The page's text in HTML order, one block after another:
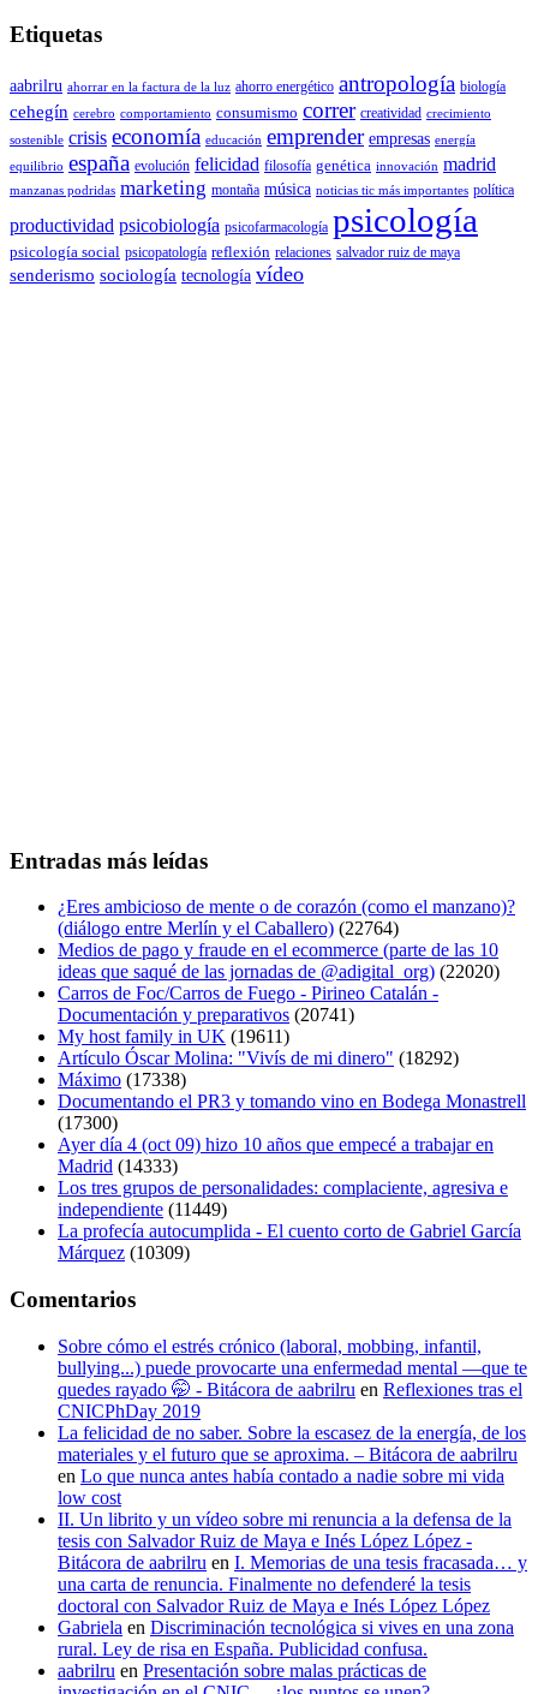
Etiquetas
aabrilru ahorrar en la factura de la luz ahorro energético antropología biología
cehegín cerebro comportamiento consumismo correr creatividad crecimiento
sostenible crisis economía educación emprender empresas energía
equilibrio españa evolución felicidad filosofía genética innovación madrid
manzanas podridas marketing montaña música noticias tic más importantes política
productividad psicobiología psicofarmacología psicología
psicología social psicopatología reflexión relaciones salvador ruiz de maya
senderismo sociología tecnología vídeo
Entradas más leídas
¿Eres ambicioso de mente o de corazón (como el manzano)?
(diálogo entre Merlín y el Caballero) (22764)
Medios de pago y fraude en el ecommerce (parte de las 10
ideas que saqué de las jornadas de @adigital_org) (22020)
Carros de Foc/Carros de Fuego - Pirineo Catalán -
Documentación y preparativos (20741)
My host family in UK (19611)
Artículo Óscar Molina: "Vivís de mi dinero" (18292)
Máximo (17338)
Documentando el PR3 y tomando vino en Bodega Monastrell
(17300)
Ayer día 4 (oct 09) hizo 10 años que empecé a trabajar en
Madrid (14333)
Los tres grupos de personalidades: complaciente, agresiva e
independiente (11449)
La profecía autocumplida - El cuento corto de Gabriel García
Márquez (10309)
Comentarios
Sobre cómo el estrés crónico (laboral, mobbing, infantil,
bullying...) puede provocarte una enfermedad mental —que te
quedes rayado 🤭 - Bitácora de aabrilru en Reflexiones tras el
CNICPhDay 2019
La felicidad de no saber. Sobre la escasez de la energía, de los
materiales y el futuro que se aproxima. – Bitácora de aabrilru
en Lo que nunca antes había contado a nadie sobre mi vida
low cost
II. Un librito y un vídeo sobre mi renuncia a la defensa de la
tesis con Salvador Ruiz de Maya e Inés López López -
Bitácora de aabrilru en I. Memorias de una tesis fracasada… y
una carta de renuncia. Finalmente no defenderé la tesis
doctoral con Salvador Ruiz de Maya e Inés López López
Gabriela en Discriminación tecnológica si vives en una zona
rural. Ley de risa en España. Publicidad confusa.
aabrilru en Presentación sobre malas prácticas de